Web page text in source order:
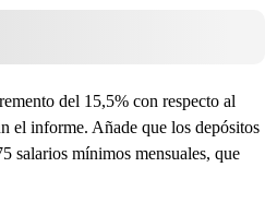
del 15,5% con respecto al
el informe. Añade que los depósitos
salarios mínimos mensuales, que